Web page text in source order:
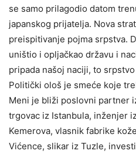
se samo prilagodio datom
japanskog prijatelja. Nova
preispitivanje pojma srpstva.
uništio i opljačkao državu i
pripada našoj naciji, to
Politički ološ je smeće koje
Meni je bliži poslovni partner
trgovac iz Istanbula, inženjer
Kemerova, vlasnik fabrike
Vićence, slikar iz Tuzle,